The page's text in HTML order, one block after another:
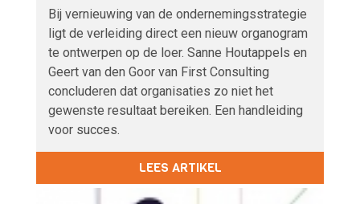
Bij vernieuwing van de ondernemingsstrategie
ligt de verleiding direct een nieuw organogram
te ontwerpen op de loer. Sanne Houtappels en
Geert van den Goor van First Consulting
concluderen dat organisaties zo niet het
gewenste resultaat bereiken. Een handleiding
voor succes.
LEES ARTIKEL